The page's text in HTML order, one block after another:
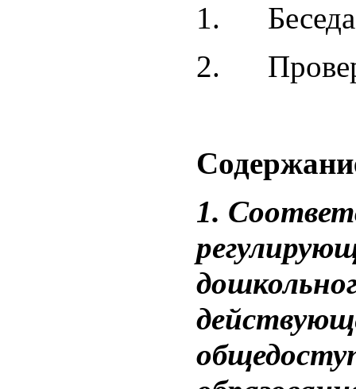
1. Беседа
2.
1.